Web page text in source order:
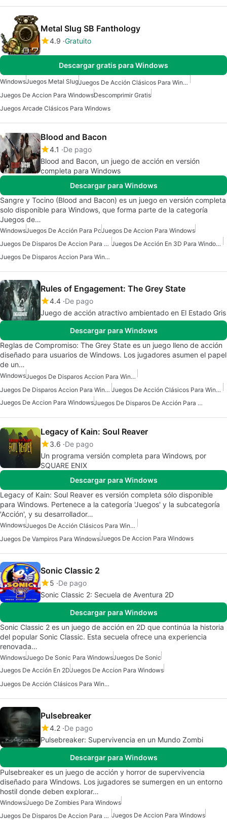
Metal Slug SB Fanthology
4.9 Gratuito
Descargar gratis para Windows
WindowsJuegos Metal Slug
Juegos De Acción Clásicos Para Windows
Juegos De Accion Para WindowsDescomprimir Gratis
Juegos Arcade Clásicos Para Windows
Blood and Bacon
4.1
De pago
Blood and Bacon, un juego de acción en versión
completa para Windows
Descargar para Windows
Sangre y Tocino (Blood and Bacon) es un juego en versión completa
solo disponible para Windows, que forma parte de la categoría
Juegos de…
WindowsJuegos De Acción Para PcJuegos De Accion Para Windows
Juegos De Disparos De Accion Para Windows
Juegos De Acción En 3D Para Windows
Juegos De Disparos Accion Para Windows 10
Rules of Engagement: The Grey State
4.4 De pago
Juego de acción atractivo ambientado en El Estado Gris
Descargar para Windows
Reglas de Compromiso: The Grey State es un juego lleno de acción
diseñado para usuarios de Windows. Los jugadores asumen el papel
de un…
Windows
Juegos De Disparos Accion Para Windows 10
Juegos De Disparos Accion Para Windows 7
Juegos De Acción Clásicos Para Windows
Juegos De Accion Para Windows
Juegos De Disparos De Acción Para Windows 11
Legacy of Kain: Soul Reaver
3.6 De pago
Un programa versión completa para Windows‚ por
SQUARE ENIX
Descargar para Windows
Legacy of Kain: Soul Reaver es versión completa sólo disponible
para Windows. Pertenece a la categoría 'Juegos' y la subcategoría
'Acción', y su desarrollador…
Windows
Juegos De Acción Clásicos Para Windows
Juegos De Vampiros Para WindowsJuegos De Accion Para Windows
Sonic Classic 2
5 De pago
Sonic Classic 2: Secuela de Aventura 2D
Descargar para Windows
Sonic Classic 2 es un juego de acción en 2D que continúa la historia
del popular Sonic Classic. Esta secuela ofrece una experiencia
renovada…
WindowsJuego De Sonic Para WindowsJuegos De Sonic
Juegos De Acción En 2DJuegos De Accion Para Windows
Juegos De Acción Clásicos Para Windows
Pulsebreaker
4.2 De pago
Pulsebreaker: Supervivencia en un Mundo Zombi
Descargar para Windows
Pulsebreaker es un juego de acción y horror de supervivencia
diseñado para Windows. Los jugadores se sumergen en un entorno
hostil donde deben explorar…
WindowsJuego De Zombies Para Windows
Juegos De Disparos De Accion Para Windows Juegos De Accion Para Windows